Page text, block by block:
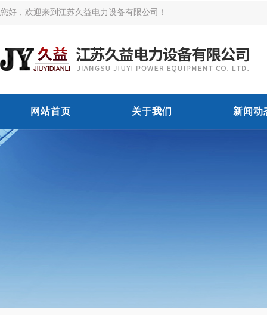
您好，欢迎来到江苏久益电力设备有限公司！
网站首页 关于我们 新闻动